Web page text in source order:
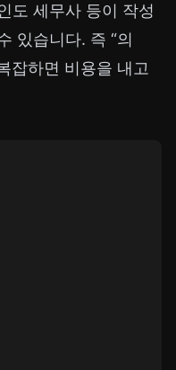
도 세무사 등이 작성
있습니다. 즉 “의
잡하면 비용을 내고